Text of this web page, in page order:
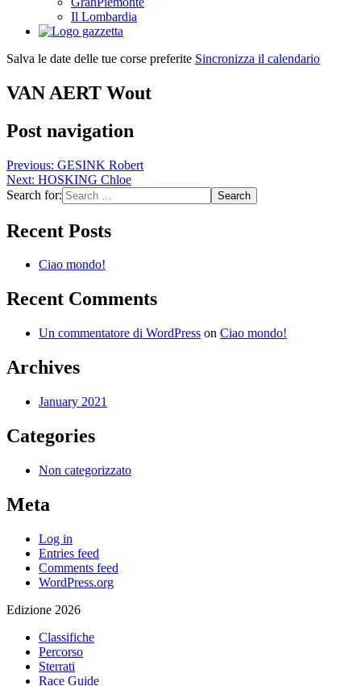
Il Lombardia
Salva le date delle tue corse preferite Sincronizza il calendario
VAN AERT Wout
Post navigation
Previous: GESINK Robert
Next: HOSKING Chloe
Search for:
Recent Posts
Ciao mondo!
Recent Comments
Un commentatore di WordPress on Ciao mondo!
Archives
January 2021
Categories
Non categorizzato
Meta
Log in
Entries feed
Comments feed
WordPress.org
Edizione 2026
Classifiche
Percorso
Sterrati
Race Guide